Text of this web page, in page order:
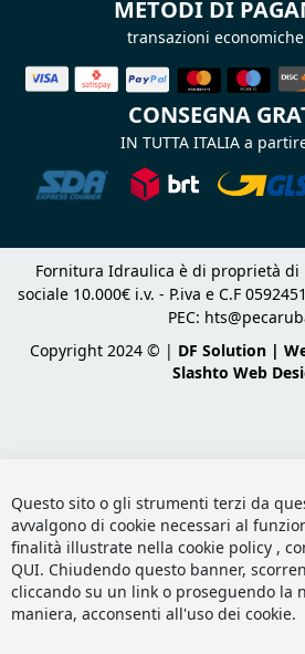
METODI DI
transazioni
CONSEGNA
IN TUTTA ITALIA a
Fornitura Idraulica è di proprietà di
sociale 10.000€ i.v. - P.iva e C.F
PEC:
Copyright 2024 © | DF Solution |
Slashto Web
Questo sito o gli strumenti terzi da
avvalgono di cookie necessari al
finalità illustrate nella cookie policy ,
QUI. Chiudendo questo banner,
cliccando su un link o proseguendo la
maniera, acconsenti all'uso dei cookie.